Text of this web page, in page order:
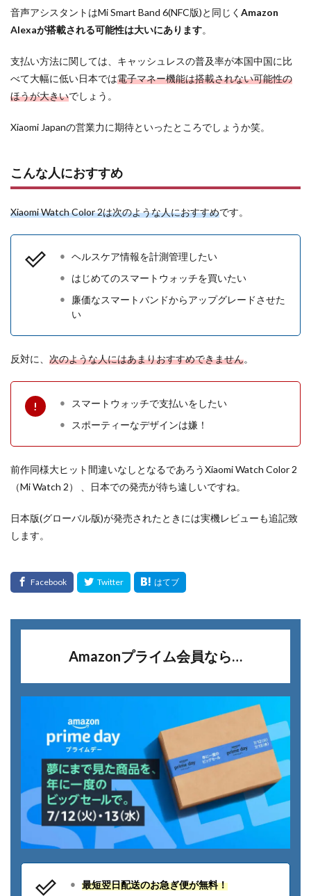
音声アシスタントはMi Smart Band 6(NFC版)と同じく Amazon
Alexaが搭載される可能性は大いにあります。
支払い方法に関しては、キャッシュレスの普及率が本国中国に比
べて大幅に低い日本では電子マネー機能は搭載されない可能性の
ほうが大きいでしょう。
Xiaomi Japanの営業力に期待といったところでしょうか笑。
こんな人におすすめ
Xiaomi Watch Color 2は次のような人におすすめです。
ヘルスケア情報を計測管理したい
はじめてのスマートウォッチを買いたい
廉価なスマートバンドからアップグレードさせた
い
反対に、 次のような人にはあまりおすすめできません。
スマートウォッチで支払いをしたい
スポーティーなデザインは嫌！
前作同様大ヒット間違いなしとなるであろうXiaomi Watch Color 2
（Mi Watch 2） 、日本での発売が待ち遠しいですね。
日本版(グローバル版)が発売されたときには実機レビューも追記致
します。
Amazonプライム会員なら…
最短翌日配送のお急ぎ便が無料！